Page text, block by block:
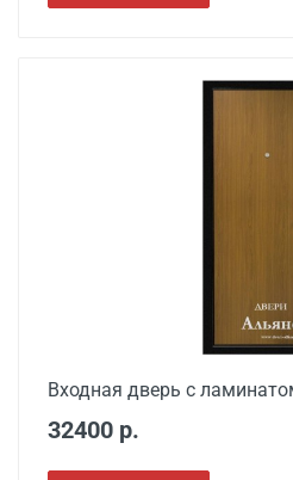
Входная дверь с
32400 р.